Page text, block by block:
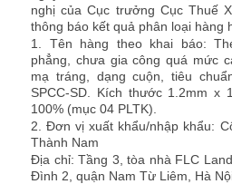
nghị của Cục trưởng Cục Thuế
thông báo kết quả phân loại hàng
1. Tên hàng theo khai báo:
phẳng, chưa gia công quá mức
mạ tráng, dạng cuộn, tiêu
SPCC-SD. Kích thước 1.2mm x
100% (mục 04 PLTK).
2.
Đơn vị xuất khẩu/nhập khẩu:
Thành Nam
Địa chỉ: Tầng 3, tòa nhà FLC
Đình 2, quận Nam Từ Liêm, Hà